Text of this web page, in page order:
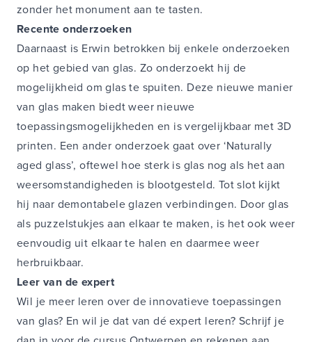
zonder het monument aan te tasten.
Recente onderzoeken
Daarnaast is Erwin betrokken bij enkele onderzoeken
op het gebied van glas. Zo onderzoekt hij de
mogelijkheid om glas te spuiten. Deze nieuwe manier
van glas maken biedt weer nieuwe
toepassingsmogelijkheden en is vergelijkbaar met 3D
printen. Een ander onderzoek gaat over ‘Naturally
aged glass’, oftewel hoe sterk is glas nog als het aan
weersomstandigheden is blootgesteld. Tot slot kijkt
hij naar demontabele glazen verbindingen. Door glas
als puzzelstukjes aan elkaar te maken, is het ook weer
eenvoudig uit elkaar te halen en daarmee weer
herbruikbaar.
Leer van de expert
Wil je meer leren over de innovatieve toepassingen
van glas? En wil je dat van dé expert leren? Schrijf je